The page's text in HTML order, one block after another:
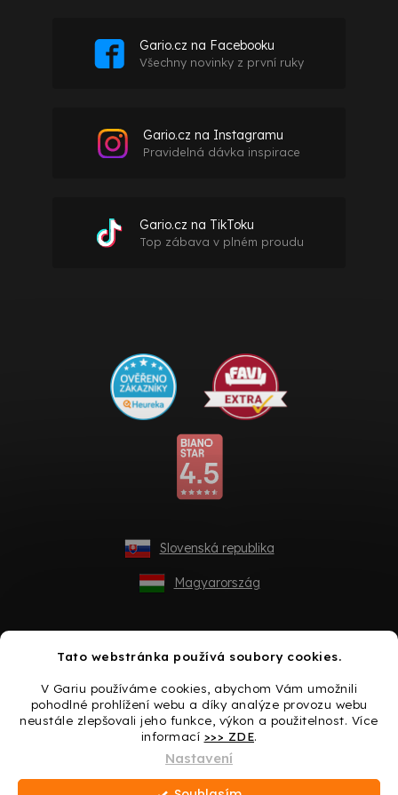
Tato webstránka používá soubory cookies.
V Gariu používáme cookies, abychom Vám umožnili
pohodlné prohlížení webu a díky analýze provozu webu
neustále zlepšovali jeho funkce, výkon a použitelnost. Více
informací >>> ZDE.
Nastavení
Gario.cz na Facebooku
Všechny novinky z první ruky
Gario.cz na Instagramu
Pravidelná dávka inspirace
Gario.cz na TikToku
Top zábava v plném proudu
Slovenská republika
Magyarország
Vytvořil Shoptet